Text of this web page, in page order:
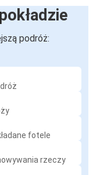
podróż:
fotele
rzeczy